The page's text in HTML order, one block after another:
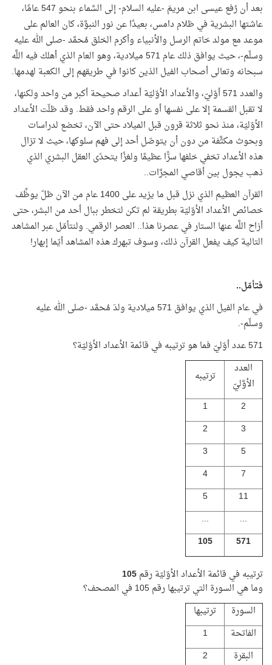
بعد أن رُفع عيسى ابن مريمَ -عليه السلام- إلى السَّماء بنحو 547 عامًا،
عاشتها البشرية في ظلام دامس، بعيدًا عن نور النبوَّة، كان العالم على
موعد مع مولد خاتم الرسل والأنبياء وأكرم الخلق مُحمَّد -صلى الله عليه
وسلّم-، حيث يوافق ذلك عام 571 ميلادية، وهو العام الذي أهلك فيه اللَّه
سبحانه وتعالى أصحاب الفيل الذين كانوا في طريقهم إلى الكعبة لهدمها.
والعدد 571 أوّليّ، والأعداد الأوّليّة أعداد صحيحة أكبر من واحد ولكنها،
لا تقبل القسمة إلا على نفسها أو على الرقم واحد فقط. وقد ظلّت الأعداد
الأوّليّة، منذ نحو ثلاثة قرون قبل الميلاد حتى الآن، تخضع لدراسات
وبحوث مكثَّفة من دون أن يتوصّل أحد إلى فهم سلوكها، حيث لا تزال
هذه الأعداد تخفي خلفها سرًّا عظيمًا ولغزًا يتحدّى العقل البشري الذي
ذهب يجول بين أقاصي المجرَّات..
القرآن العظيم الذي نزل قبل ما يزيد على 1400 عام من الآن ظلّ يوظِّف
خصائص الأعداد الأوّليّة بطريقة لم تكن لتخطر ببال أحد من البشر، حتى
أزاح اللَّه عنها الستار في عصرنا هذا.. العصر الرقمي. ولنتأمّل عبر المشاهد
التالية كيف يفعل القرآن ذلك، وسوف تبهرك هذه المشاهد أيّما إبهار!
فتأمّل..
في عام الفيل الذي يوافق 571 ميلادية ولدَ مُحمَّد -صلى الله عليه
وسلّم-.
571 عدد أوّليّ فما هو ترتيبه في قائمة الأعداد الأوّليّة؟
العدد
الأوَّليّ
ترتيبه
2
1
3
2
5
3
7
4
11
5
...
...
571
105
ترتيبه في قائمة الأعداد الأوّليّة رقم105
وما هي السورة التي ترتيبها رقم 105 في المصحف؟
السورة
ترتيبها
الفاتحة
1
البقرة
2